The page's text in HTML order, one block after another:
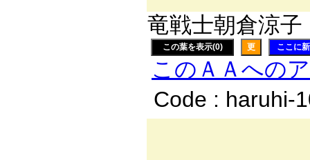
竜戦士朝倉涼子
この葉を表示(0) 更 ここに
このＡＡへの
Code : haruhi-